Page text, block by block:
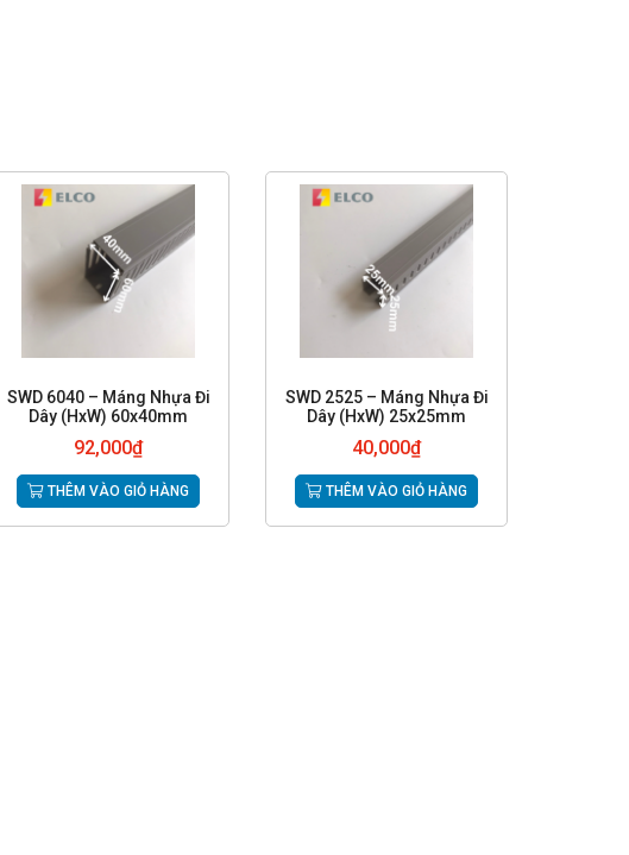
SWD 6040 – Máng Nhựa Đi
Dây (HxW) 60x40mm
92,000₫
THÊM VÀO GIỎ HÀNG
SWD 2525 – Máng Nhựa Đi
Dây (HxW) 25x25mm
40,000₫
THÊM VÀO GIỎ HÀNG